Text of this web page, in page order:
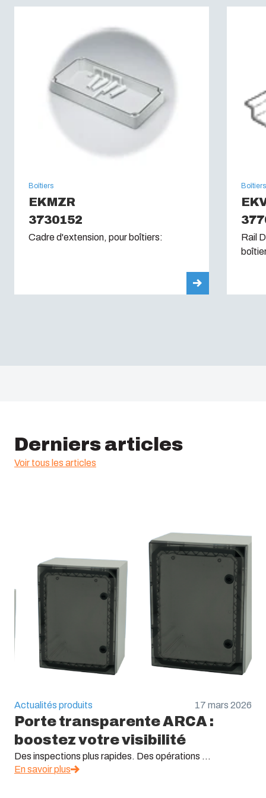
Auto-extinguibilité :UL 94 V0
Test du fil incandescent (IEC 60695):
Boîtiers
EKMZR
3730152
Cadre d'extension, pour boîtiers:
Boîtiers
Rail
Derniers articles
Voir tous les articles
Actualités produits 17 mars 2026
Porte transparente ARCA :
boostez votre visibilité
Des inspections plus rapides. Des opérations ...
En savoir plus